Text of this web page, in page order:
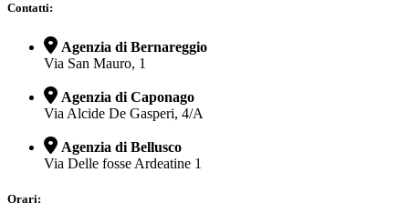
Contatti:
Agenzia di Bernareggio
Via San Mauro, 1
Agenzia di Caponago
Via Alcide De Gasperi, 4/A
Agenzia di Bellusco
Via Delle fosse Ardeatine 1
Orari: